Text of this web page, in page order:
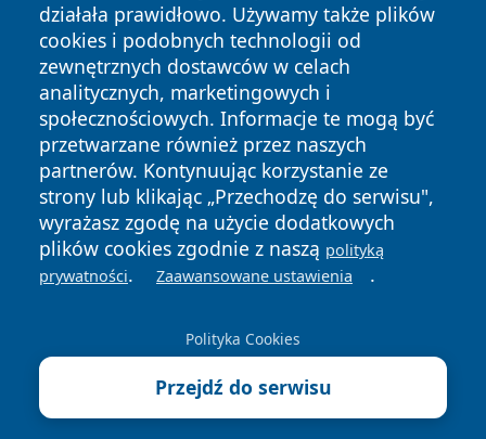
działała prawidłowo. Używamy także plików
cookies i podobnych technologii od
zewnętrznych dostawców w celach
analitycznych, marketingowych i
społecznościowych. Informacje te mogą być
przetwarzane również przez naszych
partnerów. Kontynuując korzystanie ze
strony lub klikając „Przechodzę do serwisu",
wyrażasz zgodę na użycie dodatkowych
plików cookies zgodnie z naszą polityką
prywatności. Zaawansowane ustawienia .
Polityka Cookies
Przejdź do serwisu
Copyright © 2026 leszczynski24.pl Wszystkie prawa
zastrzeżone.
News Autorzy
Polityka
Prywatności
Polityka
Cookies